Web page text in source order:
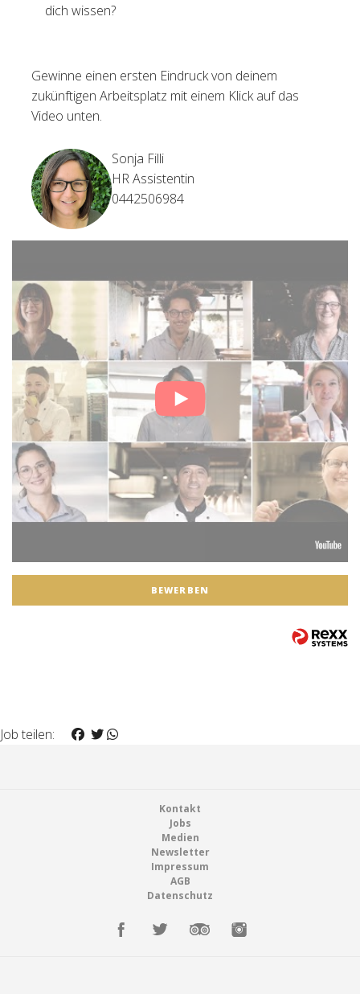
dich wissen?
Gewinne einen ersten Eindruck von deinem
zukünftigen Arbeitsplatz mit einem Klick auf das
Video unten.
Sonja Filli
HR Assistentin
0442506984
BEWERBEN
Job teilen:
Kontakt
Jobs
Medien
Newsletter
Impressum
AGB
Datenschutz